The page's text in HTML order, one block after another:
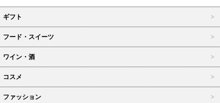
ギフト
フード・スイーツ
ワイン・酒
コスメ
ファッション